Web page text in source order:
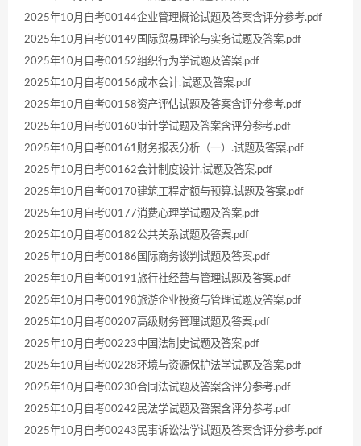
2025年10月自考00144企业管理概论试题及答案含评分参考.pdf
2025年10月自考00149国际贸易理论与实务试题及答案.pdf
2025年10月自考00152组织行为学试题及答案.pdf
2025年10月自考00156成本会计.试题及答案.pdf
2025年10月自考00158资产评估试题及答案含评分参考.pdf
2025年10月自考00160审计学试题及答案含评分参考.pdf
2025年10月自考00161财务报表分析（一）.试题及答案.pdf
2025年10月自考00162会计制度设计.试题及答案.pdf
2025年10月自考00170建筑工程定额与预算.试题及答案.pdf
2025年10月自考00177消费心理学试题及答案.pdf
2025年10月自考00182公共关系试题及答案.pdf
2025年10月自考00186国际商务谈判试题及答案.pdf
2025年10月自考00191旅行社经营与管理试题及答案.pdf
2025年10月自考00198旅游企业投资与管理试题及答案.pdf
2025年10月自考00207高级财务管理试题及答案.pdf
2025年10月自考00223中国法制史试题及答案.pdf
2025年10月自考00228环境与资源保护法学试题及答案.pdf
2025年10月自考00230合同法试题及答案含评分参考.pdf
2025年10月自考00242民法学试题及答案含评分参考.pdf
2025年10月自考00243民事诉讼法学试题及答案含评分参考.pdf